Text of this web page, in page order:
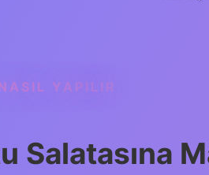
YAPILIR
Salatasına